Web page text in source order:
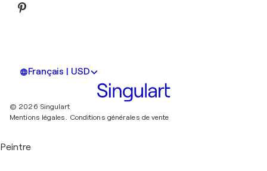
Français | USD
© 2026 Singulart
Mentions légales. Conditions générales de vente
Peintre